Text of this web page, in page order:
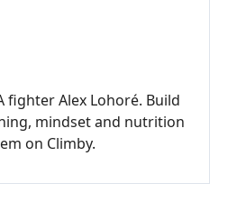
fighter Alex Lohoré. Build
mindset and nutrition
on Climby.